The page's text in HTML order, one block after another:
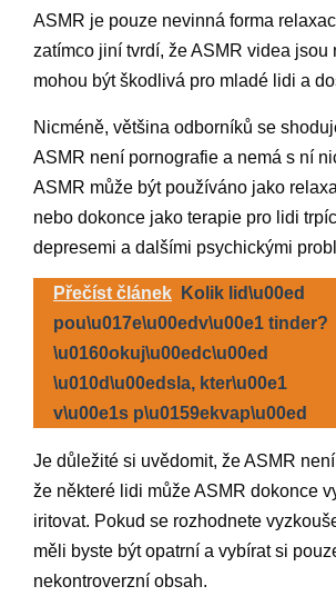
ASMR je pouze nevinná forma
zatímco jiní tvrdí, že ASMR videa jsou
mohou být škodlivá pro mladé lidi a
Nicméně, většina odborníků se
ASMR není pornografie a nemá s ní
ASMR může být používáno jako
nebo dokonce jako terapie pro lidi
depresemi a dalšími psychickými
Přečíst článek
Kolik lid\u00ed
pou\u017e\u00edv\u00e1 tinder?
\u0160okuj\u00edc\u00ed
\u010d\u00edsla, kter\u00e1
v\u00e1s p\u0159ekvap\u00ed
Je důležité si uvědomit, že ASMR
že některé lidi může ASMR dokonce
iritovat. Pokud se rozhodnete
měli byste být opatrní a vybírat si
nekontroverzní obsah.